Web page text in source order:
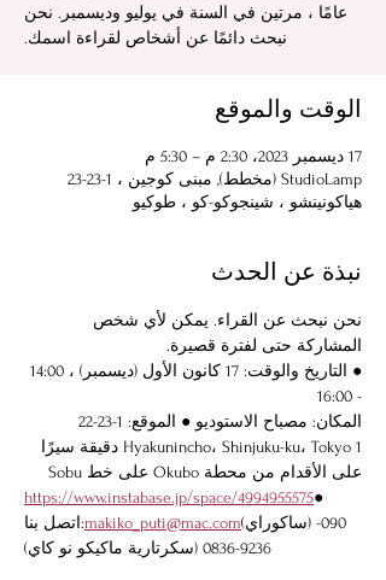
عامًا ، مرتين في السنة في يوليو وديسمبر. نحن
نبحث دائمًا عن أشخاص لقراءة اسمك.
الوقت والموقع
17 ديسمبر 2023، 2:30 م – 5:30 م
StudioLamp (مخطط), مبنى كوجين ، 1-23-23
هياكونينشو ، شينجوكو-كو ، طوكيو
نبذة عن الحدث
نحن نبحث عن القراء. يمكن لأي شخص
المشاركة حتى لفترة قصيرة.
- 16:00
Hyakunincho، Shinjuku-ku، Tokyo 1 دقيقة سيرًا
على الأقدام من محطة Okubo على خط Sobu
https://www.instabase.jp/space/4994955575●
اتصل بنا:makiko_puti@mac.com(ساكوراي) 090-
9236-0836 (سكرتارية ماكيكو نو كاي)